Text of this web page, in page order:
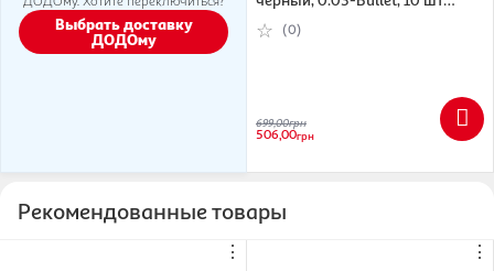
Выбрать доставку
ДОДОму
(6974703126067)
(0)
699,00грн
506,00грн
Рекомендованные товары
⋮ ⋮